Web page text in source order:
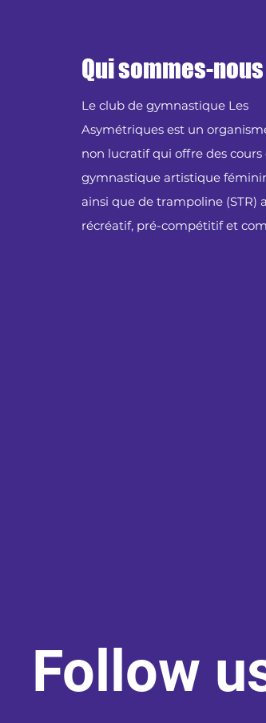
Qui sommes-nous
Le club de gymnastique Les
Asymétriques est un
non lucratif qui offre des cours
gymnastique artistique
ainsi que de trampoline (STR)
récréatif, pré-compétitif et
Follow